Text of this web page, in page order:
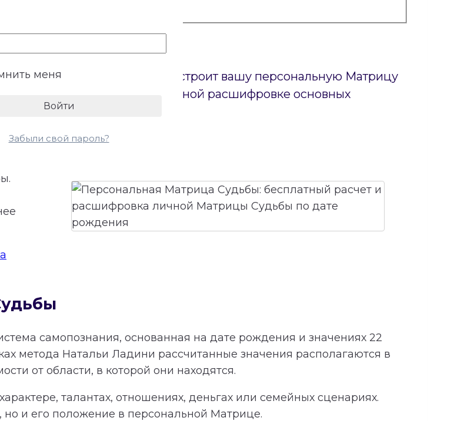
онлайн-калькулятор построит вашу персональную Матрицу
и откроет доступ к бесплатной расшифровке основных
самопознания, основанная на дате рождения и значениях 22
метода Натальи Ладини рассчитанные значения располагаются в
от области, в которой они находятся.
талантах, отношениях, деньгах или семейных сценариях.
и его положение в персональной Матрице.
меня
Забыли свой пароль?